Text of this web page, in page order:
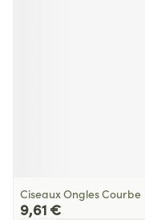
Ciseaux Ongles Courbe
9,61 €